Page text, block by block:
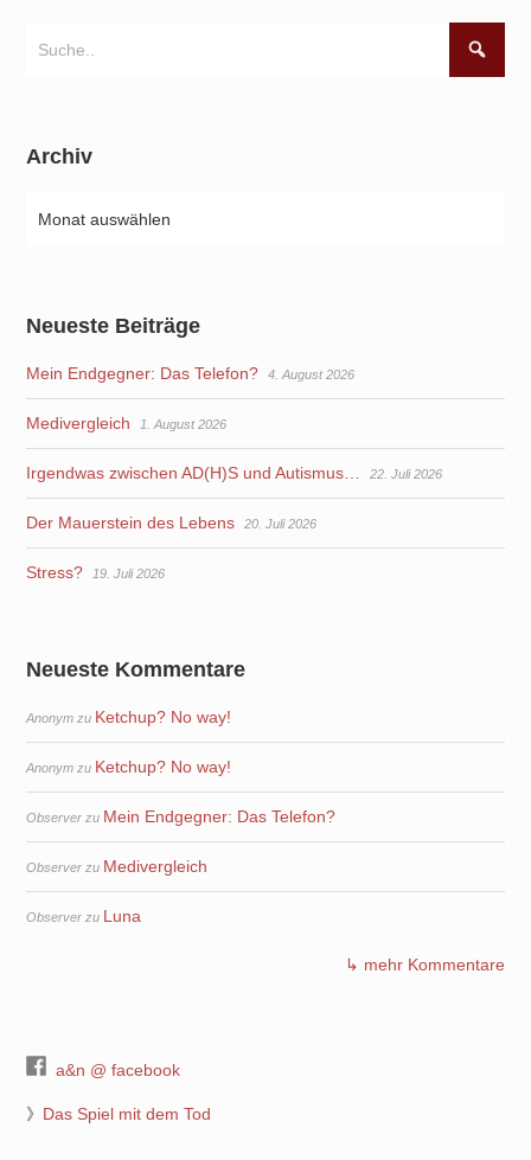
Archiv
Neueste Beiträge
Mein Endgegner: Das Telefon? 4. August 2026
Medivergleich 1. August 2026
Irgendwas zwischen AD(H)S und Autismus… 22. Juli 2026
Der Mauerstein des Lebens 20. Juli 2026
Stress? 19. Juli 2026
Neueste Kommentare
Anonym zu Ketchup? No way!
Anonym zu Ketchup? No way!
Observer zu Mein Endgegner: Das Telefon?
Observer zu Medivergleich
Observer zu Luna
↳ mehr Kommentare
a&n @ facebook
》 Das Spiel mit dem Tod